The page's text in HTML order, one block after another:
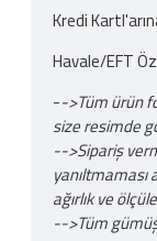
Kredi
Havale/EFT
-->Tüm ürün
size resimde
-->Sipariş
ağırlık ve
-->Tüm